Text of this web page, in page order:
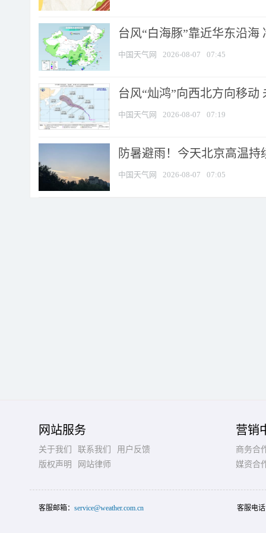
台风“白海豚”靠近华东沿
中国天气网 2026-08-07 07:45
台风“灿鸿”向西北方向移动
中国天气网 2026-08-07 07:19
防暑避雨！今天北京高温
中国天气网 2026-08-07 07:05
网站服务
关于我们 联系我们
用户反馈
版权声明
网站律师
营销
商务合
媒资合
客服邮箱： service@weather.com.cn 客服电